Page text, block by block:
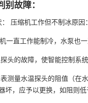
故障：
压缩机工作但不制冰原因
一直工作能制冷，水泵也
头的故障，使智能控制系
测量水温探头的阻值（在
坏，应予以更换，如阻则